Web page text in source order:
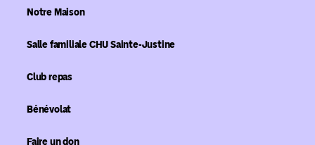
Notre Maison
Salle familiale CHU Sainte-Justine
Club repas
Bénévolat
Faire un don